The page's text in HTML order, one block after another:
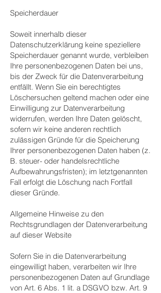
Speicherdauer
Soweit innerhalb dieser
Datenschutzerklärung keine speziellere
Speicherdauer genannt wurde, verbleiben
Ihre personenbezogenen Daten bei uns,
bis der Zweck für die Datenverarbeitung
entfällt. Wenn Sie ein berechtigtes
Löschersuchen geltend machen oder eine
Einwilligung zur Datenverarbeitung
widerrufen, werden Ihre Daten gelöscht,
sofern wir keine anderen rechtlich
zulässigen Gründe für die Speicherung
Ihrer personenbezogenen Daten haben (z.
B. steuer- oder handelsrechtliche
Aufbewahrungsfristen); im letztgenannten
Fall erfolgt die Löschung nach Fortfall
dieser Gründe.
Allgemeine Hinweise zu den
Rechtsgrundlagen der Datenverarbeitung
auf dieser Website
Sofern Sie in die Datenverarbeitung
eingewilligt haben, verarbeiten wir Ihre
personenbezogenen Daten auf Grundlage
von Art. 6 Abs. 1 lit. a DSGVO bzw. Art. 9